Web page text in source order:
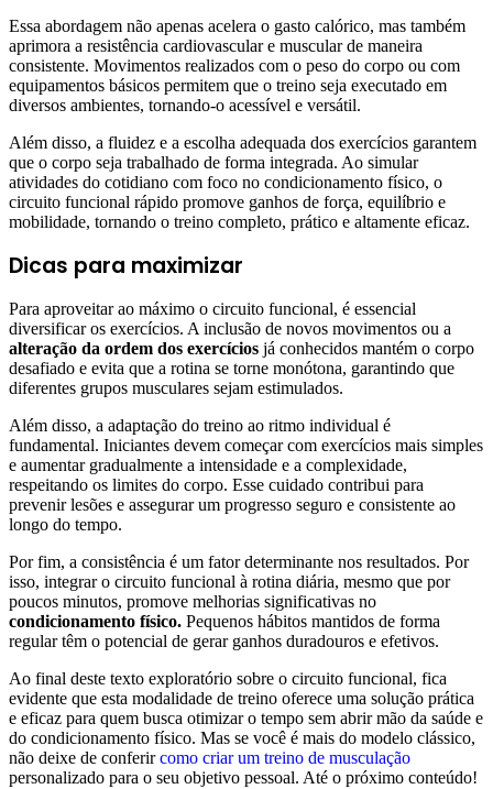
Essa abordagem não apenas acelera o gasto calórico, mas também
aprimora a resistência cardiovascular e muscular de maneira
consistente. Movimentos realizados com o peso do corpo ou com
equipamentos básicos permitem que o treino seja executado em
diversos ambientes, tornando-o acessível e versátil.
Além disso, a fluidez e a escolha adequada dos exercícios garantem
que o corpo seja trabalhado de forma integrada. Ao simular
atividades do cotidiano com foco no condicionamento físico, o
circuito funcional rápido promove ganhos de força, equilíbrio e
mobilidade, tornando o treino completo, prático e altamente eficaz.
Dicas para maximizar
Para aproveitar ao máximo o circuito funcional, é essencial
diversificar os exercícios. A inclusão de novos movimentos ou a
alteração da ordem dos exercícios já conhecidos mantém o corpo
desafiado e evita que a rotina se torne monótona, garantindo que
diferentes grupos musculares sejam estimulados.
Além disso, a adaptação do treino ao ritmo individual é
fundamental. Iniciantes devem começar com exercícios mais simples
e aumentar gradualmente a intensidade e a complexidade,
respeitando os limites do corpo. Esse cuidado contribui para
prevenir lesões e assegurar um progresso seguro e consistente ao
longo do tempo.
Por fim, a consistência é um fator determinante nos resultados. Por
isso, integrar o circuito funcional à rotina diária, mesmo que por
poucos minutos, promove melhorias significativas no
condicionamento físico. Pequenos hábitos mantidos de forma
regular têm o potencial de gerar ganhos duradouros e efetivos.
Ao final deste texto exploratório sobre o circuito funcional, fica
evidente que esta modalidade de treino oferece uma solução prática
e eficaz para quem busca otimizar o tempo sem abrir mão da saúde e
do condicionamento físico. Mas se você é mais do modelo clássico,
não deixe de conferircomo criar um treino de musculação
personalizado para o seu objetivo pessoal. Até o próximo conteúdo!